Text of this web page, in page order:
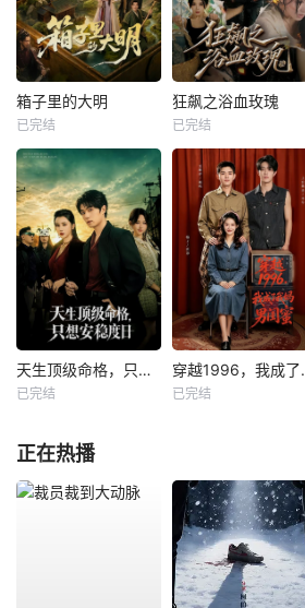
箱子里的大明
已完结
狂飙之浴血玫瑰
已完结
天生顶级命格，只想安稳度日
已完结
穿越
已完结
正在热播